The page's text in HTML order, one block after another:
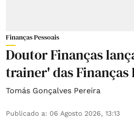
Finanças Pessoais
Doutor Finanças
trainer' das Finanças
Tomás Gonçalves Pereira
Publicado a: 06 Agosto 2026, 13:13